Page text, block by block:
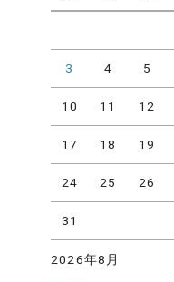
2026年8月
3 4 5
10 11 12
17 18 19
24 25 26
31